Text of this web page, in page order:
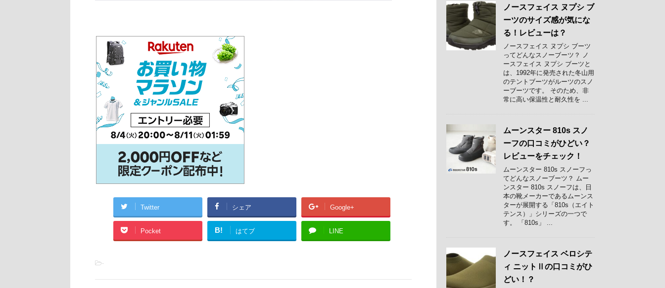
Twitter シェア Google+
Pocket B! はてブ LINE
-
ノースフェイス ヌプシ ブ
ーツのサイズ感が気にな
る！レビューは？
ノースフェイス ヌプシ ブーツ
ってどんなスノーブーツ？ ノ
ースフェイス ヌプシ ブーツと
は、1992年に発売された冬山用
のテントブーツがルーツのスノ
ーブーツです。 そのため、非
常に高い保温性と耐久性を ...
ムーンスター 810s スノ
ーフの口コミがひどい？
レビューをチェック！
ムーンスター 810s スノーフっ
てどんなスノーブーツ？ ムー
ンスター 810s スノーフは、日
本の靴メーカーであるムーンス
ターが展開する「810s（エイト
テンス）」シリーズの一つで
す。 「810s」 ...
ノースフェイス ベロシテ
ィ ニットⅡの口コミがひ
どい！？